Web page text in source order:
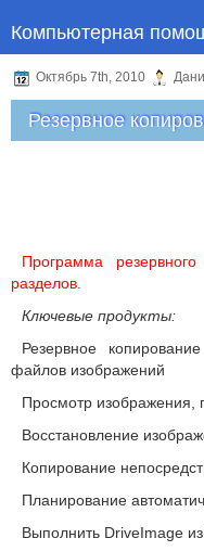
Компьютерная
Октябрь 7th, 2010
Резервное
Программа
разделов.
Ключевые продукты:
Резервное
файлов изображений
Просмотр изображения,
Восстановление
Копирование
Планирование
Выполнить DriveImage